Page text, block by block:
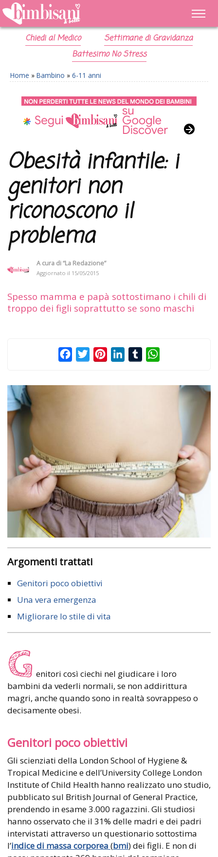
Chiedi al Medico
Settimane di Gravidanza
Battesimo No Stress
Home » Bambino » 6-11 anni
Obesità infantile: i
genitori non
riconoscono il
problema
A cura di“La Redazione”
Aggiornato il 15/05/2015
Spesso mamma e papà sottostimano i chili di
troppo dei figli soprattutto se sono maschi
FacebookTwitterPinterestLinkedInTumblr
Argomenti trattati
Genitori poco obiettivi
Una vera emergenza
Migliorare lo stile di vita
G enitori così ciechi nel giudicare i loro
bambini da vederli normali, se non addirittura
magri, anche quando sono in realtà sovrappeso o
decisamente obesi.
Genitori poco obiettivi
Gli scienziati della London School of Hygiene &
Tropical Medicine e dell’University College London
Institute of Child Health hanno realizzato uno studio,
pubblicato sul British Journal of General Practice,
prendendo in esame 3.000 ragazzini. Gli studiosi
hanno osservato che il 31% delle madri e dei padri
intervistati attraverso un questionario sottostima
l’indice di massa corporea (bmi) dei figli. E non di